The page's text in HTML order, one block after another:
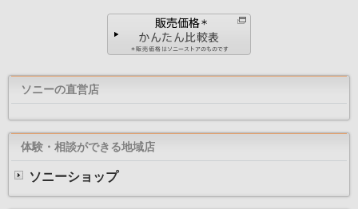
ソニーの直営店
体験・相談ができる地域店
ソニーショップ